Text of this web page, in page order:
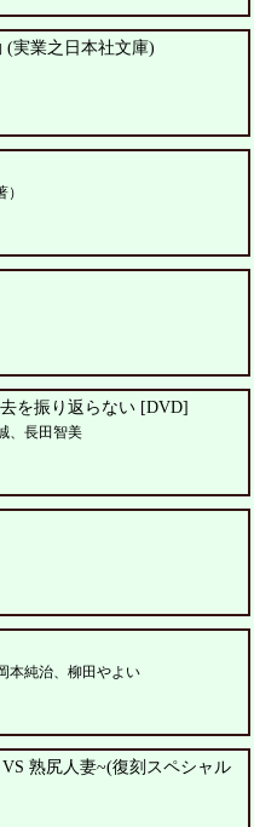
実業之日本社文庫)
を振り返らない [DVD]
、長田智美
本純治、柳田やよい
熟尻人妻~(復刻スペシャル